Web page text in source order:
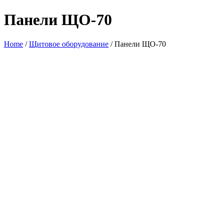
Панели ЩО-70
Home /Щитовое оборудование / Панели ЩО-70